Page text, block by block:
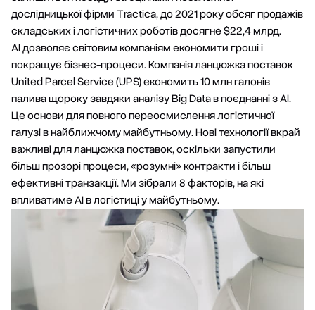
дослідницької фірми Tractica, до 2021 року обсяг продажів
складських і логістичних роботів досягне $22,4 млрд.
АІ дозволяє світовим компаніям економити гроші і
покращує бізнес-процеси. Компанія ланцюжка поставок
United Parcel Service (UPS) економить 10 млн галонів
палива щороку завдяки аналізу Big Data в поєднанні з AI.
Це основи для повного переосмислення логістичної
галузі в найближчому майбутньому. Нові технології вкрай
важливі для ланцюжка поставок, оскільки запустили
більш прозорі процеси, «розумні» контракти і більш
ефективні транзакції. Ми зібрали 8 факторів, на які
впливатиме АІ в логістиці у майбутньому.